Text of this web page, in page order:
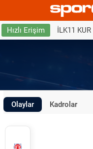
Hızlı Erişim İLK11 KUR
Olaylar Kadrolar